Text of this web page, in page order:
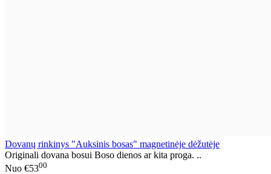
Dovanų rinkinys "Auksinis bosas" magnetinėje dėžutėje
Originali dovana bosui Boso dienos ar kita proga. ..
Nuo €5300